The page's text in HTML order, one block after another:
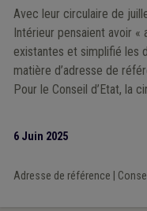
Avec leur circulaire de
Intérieur pensaient avoir
existantes et simplifié les
matière d’adresse de
Pour le Conseil d’Etat, la
6 Juin 2025
Adresse de référence